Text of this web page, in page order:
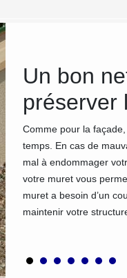
Un bon
préserver
Comme pour la
temps. En cas de
mal à endommager
votre muret vous
muret a besoin d’un
maintenir votre